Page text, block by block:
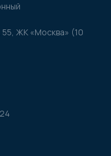
ЖК «Москва» (10